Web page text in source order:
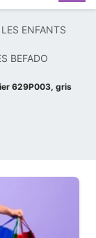
ENFANTS
BEFADO
629P003, gris